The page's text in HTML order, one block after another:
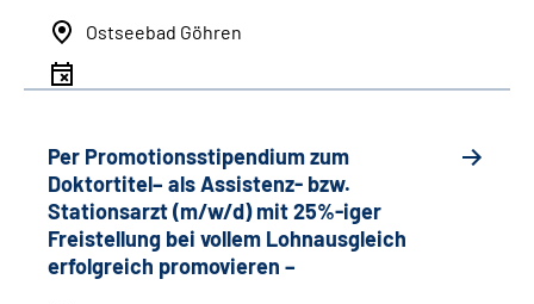
Ostseebad Göhren
Per Promotionsstipendium zum
Doktortitel– als Assistenz- bzw.
Stationsarzt (m/w/d) mit 25%-iger
Freistellung bei vollem Lohnausgleich
erfolgreich promovieren –